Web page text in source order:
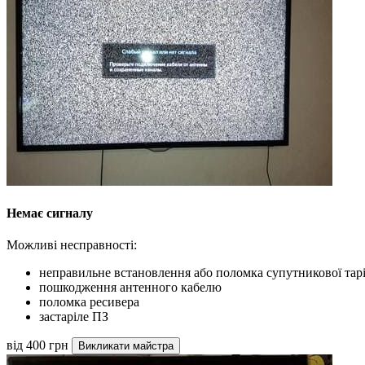
Немає сигналу
Можливі несправності:
неправильне встановлення або поломка супутникової
пошкодження антенного кабелю
поломка ресивера
застаріле ПЗ
від 400 грн Викликати майстра